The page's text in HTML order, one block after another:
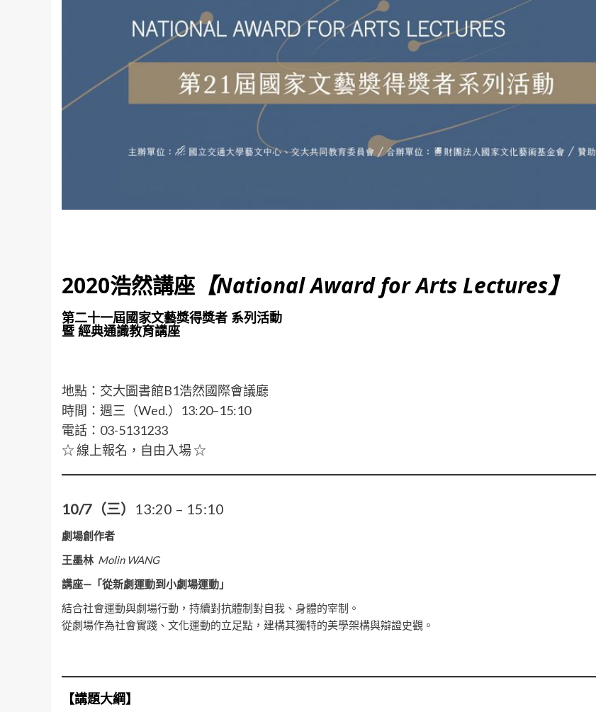
2020浩然講座 【National Award for Arts Lectures】
第二十一屆國家文藝獎得獎者 系列活動
暨 經典通識教育講座
地點：交大圖書館B1浩然國際會議廳
時間：週三（Wed.）13:20–15:10
電話：03-5131233
☆ 線上報名，自由入場 ☆
10/7（三） 13:20 – 15:10
劇場創作者
王墨林 Molin WANG
講座— 「從新劇運動到小劇場運動」
結合社會運動與劇場行動，持續對抗體制對自我、身體的宰制。
從劇場作為社會實踐、文化運動的立足點，建構其獨特的美學架構與辯證史觀。
【講題大綱】